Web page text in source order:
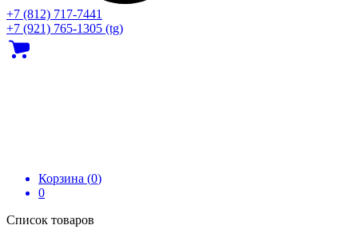
+7 (812) 717‑7441
+7 (921) 765-1305 (tg)
Корзина (0)
0
Список товаров